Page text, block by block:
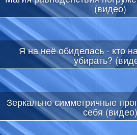
(видео)
Я на неё обиделась - кто
убирать?
Зеркально симметричные
себя (видео)